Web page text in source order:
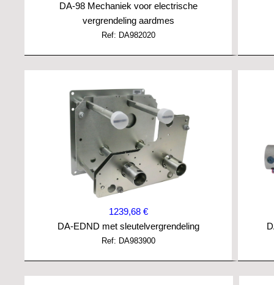
DA-98 Mechaniek voor electrische
vergrendeling aardmes
Ref: DA982020
1239,68 €
DA-EDND met sleutelvergrendeling
Ref: DA983900